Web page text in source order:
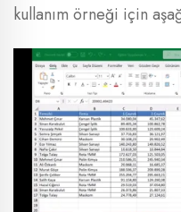
kullanım örneği için